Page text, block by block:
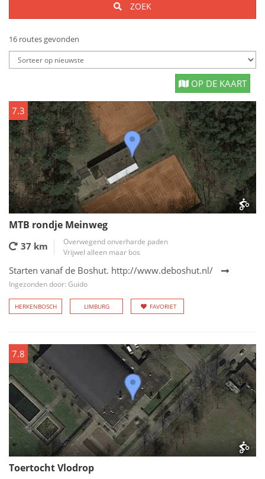
ZOEK
16 routes gevonden
OP DE KAART
7.3
MTB rondje Meinweg
37 km
Overwegend onverharde paden
Vrijwel alleen maar bos
Starten vanaf de Boshut. http://www.deboshut.nl/
Ingezonden door: Guido
HERKENBOSCH LIMBURG FAVORIET
7.8
Toertocht Vlodrop